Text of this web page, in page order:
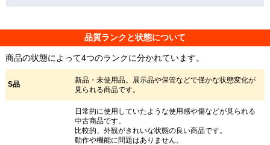
品質ランクと状態について
商品の状態によって4つのランクに分かれています。
S品
新品・未使用品。展示品や保管などで僅かな状態変化が
見られる商品です。
日常的に使用していたような使用感や傷などが見られる
中古商品です。
比較的、外観がきれいな状態の良い商品です。
動作や機能に問題はありません。